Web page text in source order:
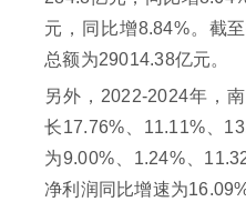
元，同比增8.84%。截
总额为29014.38亿元。
另外，2022-2024年，
长17.76%、11.11%、
为9.00%、1.24%、
净利润同比增速为